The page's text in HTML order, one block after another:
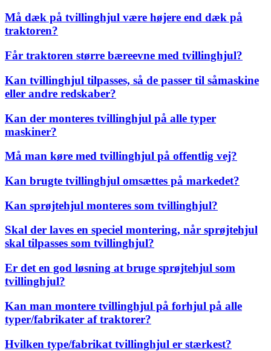
Må dæk på tvillinghjul være højere end dæk på
traktoren?
Får traktoren større bæreevne med tvillinghjul?
Kan tvillinghjul tilpasses, så de passer til såmaskine
eller andre redskaber?
Kan der monteres tvillinghjul på alle typer
maskiner?
Må man køre med tvillinghjul på offentlig vej?
Kan brugte tvillinghjul omsættes på markedet?
Kan sprøjtehjul monteres som tvillinghjul?
Skal der laves en speciel montering, når sprøjtehjul
skal tilpasses som tvillinghjul?
Er det en god løsning at bruge sprøjtehjul som
tvillinghjul?
Kan man montere tvillinghjul på forhjul på alle
typer/fabrikater af traktorer?
Hvilken type/fabrikat tvillinghjul er stærkest?